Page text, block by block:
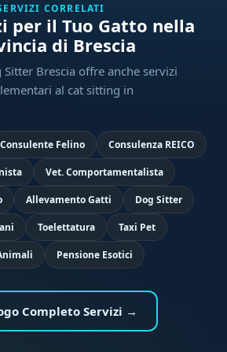
CORRELATI
per il Tuo Gatto nella
di Brescia
Brescia offre anche servizi
al cat sitting in
Consulente Felino Consulenza REICO
Vet. Comportamentalista
Allevamento Gatti Dog Sitter
Toelettatura Taxi Pet
Pensione Esotici
Completo Servizi →